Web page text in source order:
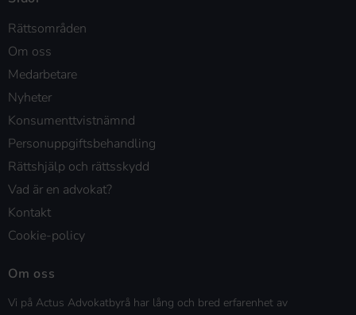
Rättsområden
Om oss
Medarbetare
Nyheter
Konsumenttvistnämnd
Personuppgiftsbehandling
Rättshjälp och rättsskydd
Vad är en advokat?
Kontakt
Cookie-policy
Om oss
Vi på Actus Advokatbyrå har lång och bred erfarenhet av